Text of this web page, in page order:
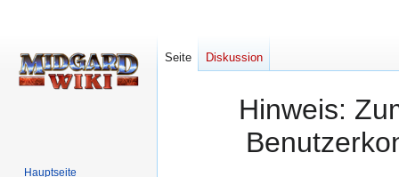
Hinweis:
Seite Diskussion
Hauptseite